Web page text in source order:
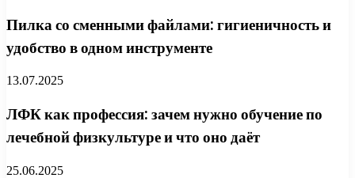
Пилка со сменными файлами: гигиеничность и
удобство в одном инструменте
13.07.2025
ЛФК как профессия: зачем нужно обучение по
лечебной физкультуре и что оно даёт
25.06.2025